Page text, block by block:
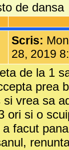
de dansa
Scris:
28, 2019
de la 1
prea
vrea sa
ori si o
facut